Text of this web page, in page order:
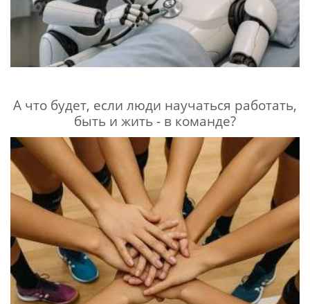
А что будет, если люди научаться работать,
быть и жить - в команде?